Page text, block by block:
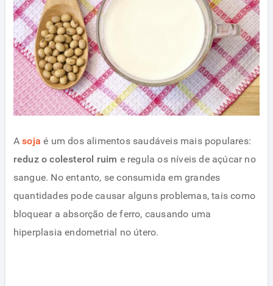
Asoja é um dos alimentos saudáveis mais populares:
reduz o colesterol ruim e regula os níveis de açúcar no
sangue. No entanto, se consumida em grandes
quantidades pode causar alguns problemas, tais como
bloquear a absorção de ferro, causando uma
hiperplasia endometrial no útero.